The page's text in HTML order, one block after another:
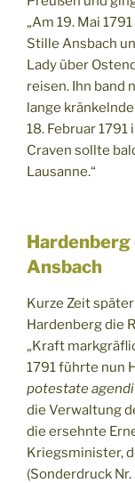
„Am 19. Mai
Stille Ansbach
Lady über
reisen. Ihn band
lange
18. Februar
Craven sollte
Lausanne.“
Ansbach
Kurze Zeit
Hardenberg die
„Kraft
1791 führte nun
potestate agendi
die Verwaltung
die ersehnte
Kriegsminister,
(Sonderdruck Nr.